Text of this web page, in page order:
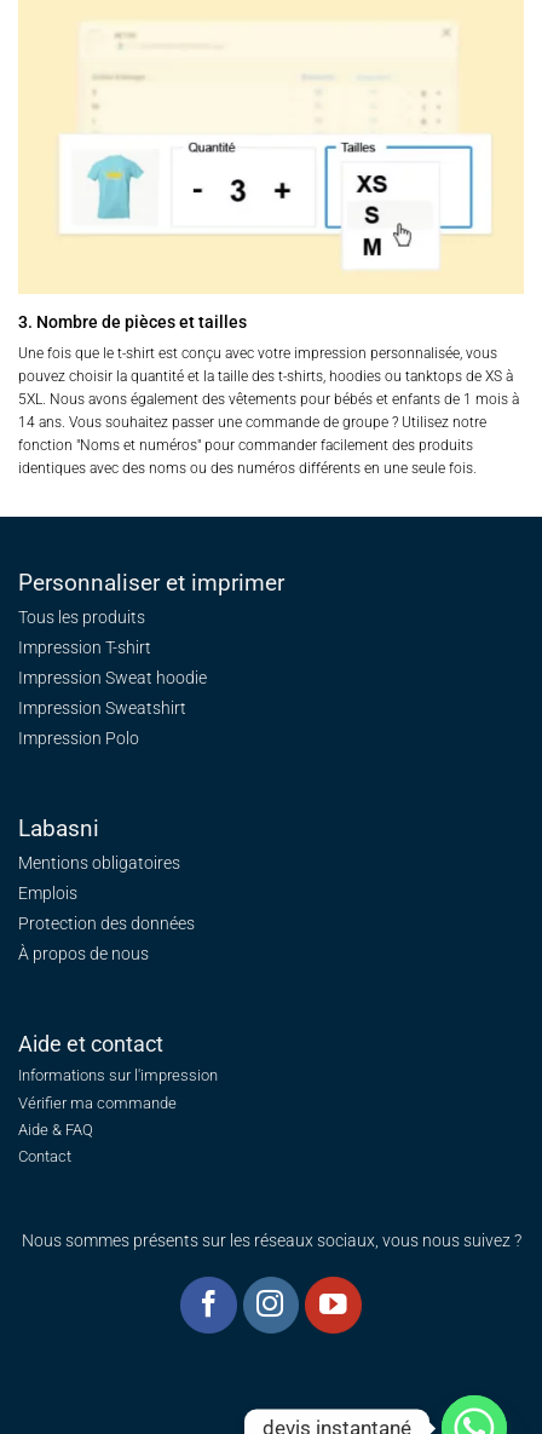
3. Nombre de pièces et tailles
Une fois que le t-shirt est conçu avec votre impression personnalisée, vous
pouvez choisir la quantité et la taille des t-shirts, hoodies ou tanktops de XS à
5XL. Nous avons également des vêtements pour bébés et enfants de 1 mois à
14 ans. Vous souhaitez passer une commande de groupe ? Utilisez notre
fonction "Noms et numéros" pour commander facilement des produits
identiques avec des noms ou des numéros différents en une seule fois.
Personnaliser et imprimer
Tous les produits
Impression T-shirt
Impression Sweat hoodie
Impression Sweatshirt
Impression Polo
Labasni
Mentions obligatoires
Emplois
Protection des données
À propos de nous
Aide et contact
Informations sur l'impression
Vérifier ma commande
Aide & FAQ
Contact
Nous sommes présents sur les réseaux sociaux, vous nous suivez ?
devis instantané